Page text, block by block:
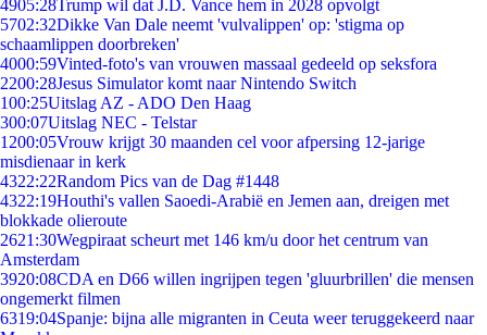
4905:28Trump wil dat J.D. Vance hem in 2028 opvolgt
5702:32Dikke Van Dale neemt 'vulvalippen' op: 'stigma op
schaamlippen doorbreken'
4000:59Vinted-foto's van vrouwen massaal gedeeld op seksfora
2200:28Jesus Simulator komt naar Nintendo Switch
100:25Uitslag AZ - ADO Den Haag
300:07Uitslag NEC - Telstar
1200:05Vrouw krijgt 30 maanden cel voor afpersing 12-jarige
misdienaar in kerk
4322:22Random Pics van de Dag #1448
4322:19Houthi's vallen Saoedi-Arabië en Jemen aan, dreigen met
blokkade olieroute
2621:30Wegpiraat scheurt met 146 km/u door het centrum van
Amsterdam
3920:08CDA en D66 willen ingrijpen tegen 'gluurbrillen' die mensen
ongemerkt filmen
6319:04Spanje: bijna alle migranten in Ceuta weer teruggekeerd naar